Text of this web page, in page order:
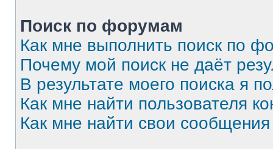
Поиск по форумам
Как мне выполнить поиск по
Почему мой поиск не даёт
В результате моего поиска я
Как мне найти пользователя
Как мне найти свои